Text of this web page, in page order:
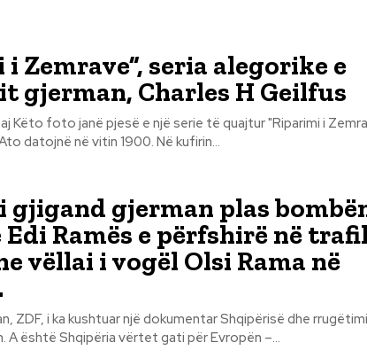
Zemrave”, seria alegorike e
gjerman, Charles H Geilfus
nga
datojnë në vitin 1900. Në kufirin...
gjigand gjerman plas
Edi Ramës e përfshirë në
vëllai i vogël Olsi Rama në
ZDF, i ka kushtuar një dokumentar Shqipërisë dhe
Bashkimit Europian. A është Shqipëria vërtet gati për Evropën –...